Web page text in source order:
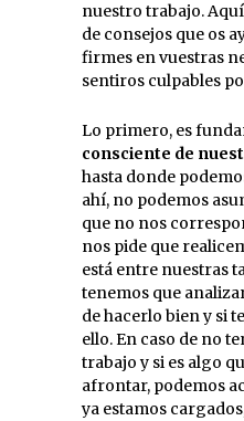
nuestro trabajo.
de consejos que os
firmes en vuestras
sentiros culpables
Lo primero, es
consciente de
hasta donde
ahí, no podemos
que no nos
nos pide que
está entre nuestras
tenemos que
de hacerlo bien y si
ello. En caso de no
trabajo y si es algo
afrontar, podemos
ya estamos